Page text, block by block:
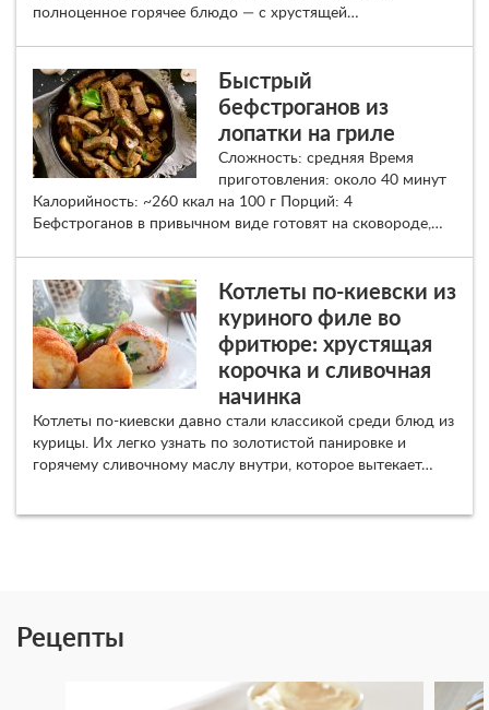
полноценное горячее блюдо — с хрустящей…
Быстрый
бефстроганов из
лопатки на гриле
Сложность: средняя Время
приготовления: около 40 минут
Калорийность: ~260 ккал на 100 г Порций: 4
Бефстроганов в привычном виде готовят на сковороде,…
Котлеты по-киевски из
куриного филе во
фритюре: хрустящая
корочка и сливочная
начинка
Котлеты по-киевски давно стали классикой среди блюд из
курицы. Их легко узнать по золотистой панировке и
горячему сливочному маслу внутри, которое вытекает…
Рецепты